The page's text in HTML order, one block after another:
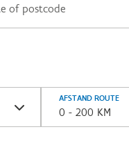
AFSTAND ROUTE
0 - 200 KM